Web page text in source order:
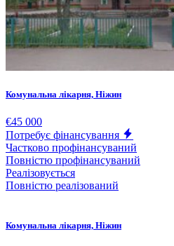
Комунальна лікарня, Ніжин
€45 000
Потребує фінансування
Частково профінансуваний
Повністю профінансуваний
Реалізовується
Повністю реалізований
Комунальна лікарня, Ніжин